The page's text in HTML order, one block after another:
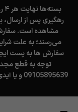
رهگیری پس از ارسال،
می‌رسند؛ به علت
سفارش ها به پست
توجه به قطع مجدد